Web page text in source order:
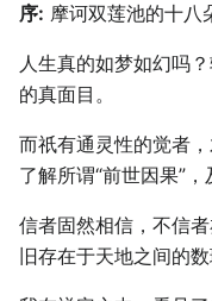
序: 摩诃双莲池的十八
人生真的如梦如幻吗
的真面目。
而祇有通灵性的觉者
了解所谓“前世因果”，
信者固然相信，不信
旧存在于天地之间的